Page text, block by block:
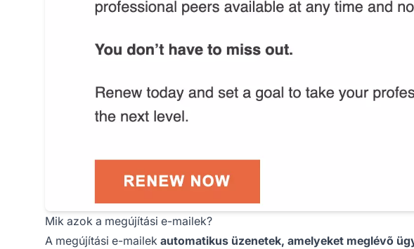
Mik azok a megújítási e-mailek?
A megújítási e-mailek automatikus üzenetek, amelyeket meglévõ